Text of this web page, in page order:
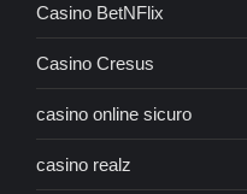
Casino BetNFlix
Casino Cresus
casino online sicuro
casino realz